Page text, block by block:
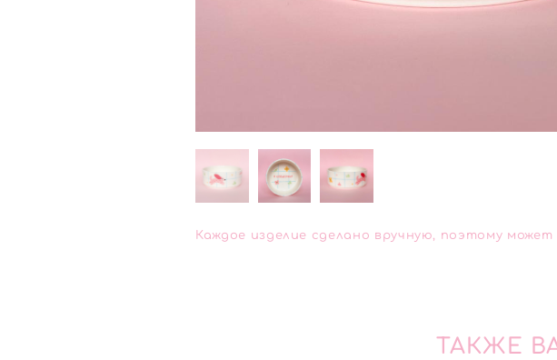
Каждое изделие сделано вручную, поэтому
ТАКЖЕ